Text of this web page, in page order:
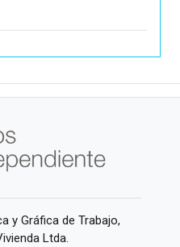
y Gráfica de Trabajo,
Ltda.